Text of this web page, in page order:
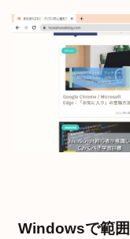
Windowsで範